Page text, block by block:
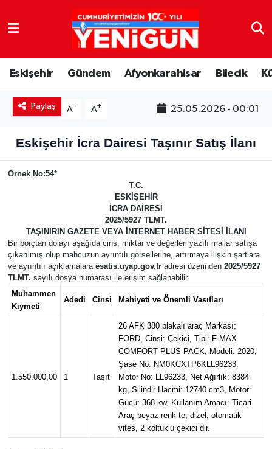
Eskişehir Gündem Afyonkarahisar Bilecik
Paylaş A- A+ 25.05.2026 - 00:01
Eskişehir İcra Dairesi Taşınır Satış İlanı
Örnek No:54*
T.C.
ESKİŞEHİR
İCRA DAİRESİ
2025/5927 TLMT.
TAŞINIRIN GAZETE VEYA İNTERNET HABER SİTESİ İLANI
Bir borçtan dolayı aşağıda cins, miktar ve değerleri yazılı mallar satışa
çıkarılmış olup mahcuzun ayrıntılı görsellerine, artırmaya ilişkin şartlara
ve ayrıntılı açıklamalaraesatis.uyap.gov.tradresi üzerinden 2025/5927
TLMT. sayılı dosya numarası ile erişim sağlanabilir.
Muhammen
Kıymeti
Adedi Cinsi Mahiyeti ve Önemli Vasıfları
1.550.000,00 1 Taşıt
26 AFK 380 plakalı araç Markası:
FORD, Cinsi: Çekici, Tipi: F-MAX
COMFORT PLUS PACK, Modeli: 2020,
Şase No: NM0KCXTP6KLL96233,
Motor No: LL96233, Net Ağırlık: 8384
kg, Silindir Hacmi: 12740 cm3, Motor
Gücü: 368 kw, Kullanım Amacı: Ticari
Araç beyaz renk te, dizel, otomatik
vites, 2 koltuklu çekici dir.
Nöbetçi Eczaneler
Hava Durumu
Trafik Durumu
Süper Lig Puan Durumu ve Fikstür
Tüm Manşetler
Son Dakika Haberleri
Haber Arşivi